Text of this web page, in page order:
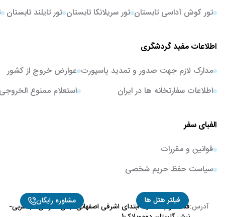
فیلتر هتل ها مشاوره رایگان
تور کوش آداسی تابستان تور سریلانکا تابستان تور تایلند تابستان
اطلاعات مفید گردشگری
مدارک لازم جهت صدور و تمدید پاسپورت
اطلاعات سفارتخانه ها در ایران
عوارض خروج از کشور
استعلام ممنوع
الفبای سفر
قوانین و مقررات
سیاست حفظ حریم شخصی
آدرس:فلکه دوم صادقیه-ابتدای اشرفی اصفهانی-نبش سازمان آب غربی-